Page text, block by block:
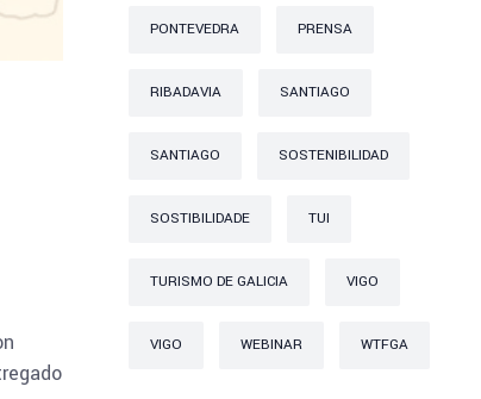
PONTEVEDRA PRENSA
RIBADAVIA SANTIAGO
SANTIAGO SOSTENIBILIDAD
SOSTIBILIDADE TUI
TURISMO DE GALICIA VIGO
VIGO WEBINAR WTFGA